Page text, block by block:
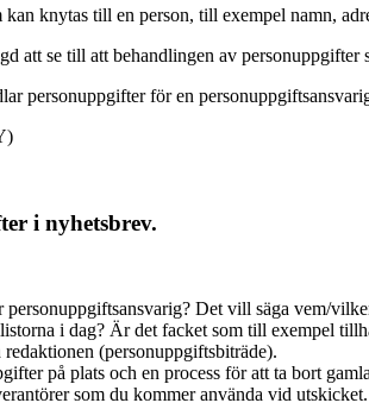
knytas till en person, till exempel namn,
att se till att behandlingen av
personuppgifter för en
i nyhetsbrev.
personuppgiftsansvarig? Det vill säga vem/
i dag? Är det facket som till exempel
(personuppgiftsbiträde).
på plats och en process för att ta bort
som du kommer använda vid utskicket.